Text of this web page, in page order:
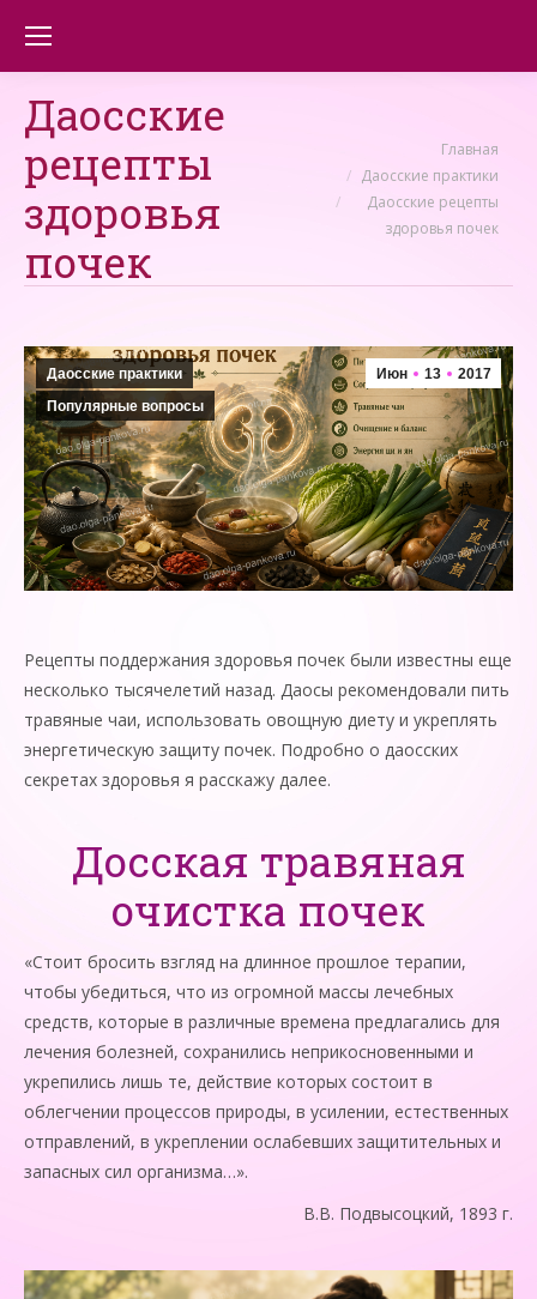
Даосские
рецепты
здоровья
почек
Главная
Даосские практики
Даосские рецепты
здоровья почек
Июн 13 2017
Даосские практики
Популярные вопросы
Рецепты поддержания здоровья почек были известны еще
несколько тысячелетий назад. Даосы рекомендовали пить
травяные чаи, использовать овощную диету и укреплять
энергетическую защиту почек. Подробно о даосских
секретах здоровья я расскажу далее.
Досская травяная
очистка почек
«Стоит бросить взгляд на длинное прошлое терапии,
чтобы убедиться, что из огромной массы лечебных
средств, которые в различные времена предлагались для
лечения болезней, сохранились неприкосновенными и
укрепились лишь те, действие которых состоит в
облегчении процессов природы, в усилении, естественных
отправлений, в укреплении ослабевших защитительных и
запасных сил организма…».
В.В. Подвысоцкий, 1893 г.